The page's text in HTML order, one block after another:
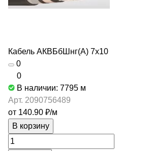
Кабель АКВБбШнг(А) 7х10
0
0
В наличии: 7795 м
Арт. 2090756489
от 140.90 ₽/м
В корзину